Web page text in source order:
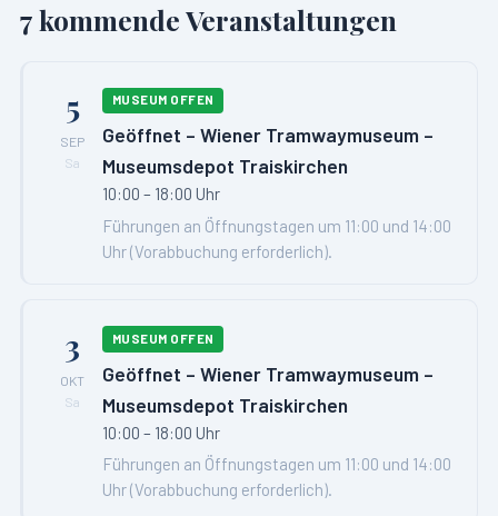
7kommende Veranstaltungen
5
SEP
Sa
MUSEUM OFFEN
Geöffnet – Wiener Tramwaymuseum –
Museumsdepot Traiskirchen
10:00 – 18:00 Uhr
Führungen an Öffnungstagen um 11:00 und 14:00
Uhr (Vorabbuchung erforderlich).
3
OKT
Sa
MUSEUM OFFEN
Geöffnet – Wiener Tramwaymuseum –
Museumsdepot Traiskirchen
10:00 – 18:00 Uhr
Führungen an Öffnungstagen um 11:00 und 14:00
Uhr (Vorabbuchung erforderlich).